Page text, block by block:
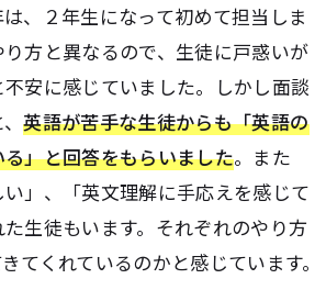
、２年生になって初めて担当しま
方と異なるので、生徒に戸惑いが
安に感じていました。しかし面談
英語が苦手な生徒からも「英語の
」と回答をもらいました。また
い」、「英文理解に手応えを感じて
生徒もいます。それぞれのやり方
てくれているのかと感じています。